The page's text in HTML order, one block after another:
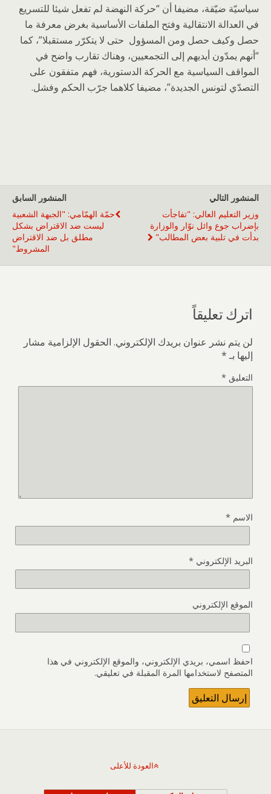
سياسيّة ضيّقة، مضيفا أن “حركة النهضة لم تفعل شيئا للتسريع
في العدالة الانتقالية وفتح الملفات الأساسية بغرض معرفة ما
حصل وكيف حصل ومن المسؤول حتى لا يتكرّر مستقبلا”، كما
“أنهم يمدّون أيديهم إلى التجمعيين، وهناك تقارب واضح في
المواقف السياسية مع الحركة الدستورية، فهم متفقون على
التصدّي لتونس الجديدة”، مضيفا كلاهما جرّب الحكم وفشل.
المنشور السابق
حمّة الهمّامي: "الجبهة الشعبية
ليست ضد الاقتراض بشكل
مطلق بل ضد الاقتراض
المشروط"
المنشور التالي
وزير التعليم العالي: "تفاجأت
بإضراب جوع وائل نوّار والوزارة
بدأت في تلبية بعض المطالب"
اترك تعليقاً
لن يتم نشر عنوان بريدك الإلكتروني. الحقول الإلزامية مشار
إليها بـ*
التعليق *
الاسم *
البريد الإلكتروني *
الموقع الإلكتروني
احفظ اسمي، بريدي الإلكتروني، والموقع الإلكتروني في هذا
المتصفح لاستخدامها المرة المقبلة في تعليقي.
العودة للأعلى